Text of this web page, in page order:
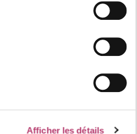
Afficher les détails